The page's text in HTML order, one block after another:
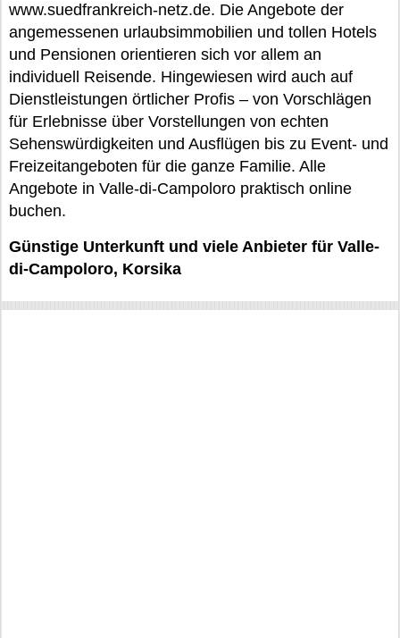
www.suedfrankreich-netz.de. Die Angebote der
angemessenen urlaubsimmobilien und tollen Hotels
und Pensionen orientieren sich vor allem an
individuell Reisende. Hingewiesen wird auch auf
Dienstleistungen örtlicher Profis – von Vorschlägen
für Erlebnisse über Vorstellungen von echten
Sehenswürdigkeiten und Ausflügen bis zu Event- und
Freizeitangeboten für die ganze Familie. Alle
Angebote in Valle-di-Campoloro praktisch online
buchen.
Günstige Unterkunft und viele Anbieter für Valle-
di-Campoloro, Korsika